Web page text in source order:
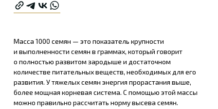
Масса 1000 семян — это показатель крупности
и выполненности семян в граммах, который говорит
о полностью развитом зародыше и достаточном
количестве питательных веществ, необходимых для его
развития. У тяжелых семян энергия прорастания выше,
более мощная корневая система. С помощью этой массы
можно правильно рассчитать норму высева семян.